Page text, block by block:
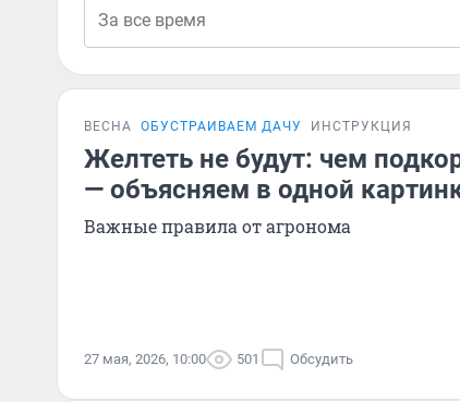
ВЕСНА ОБУСТРАИВАЕМ ДАЧУ ИНСТРУКЦИЯ
Желтеть не будут: чем
— объясняем в одной
Важные правила от агронома
27 мая, 2026, 10:00 501 Обсудить